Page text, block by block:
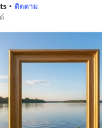
• ติดตาม